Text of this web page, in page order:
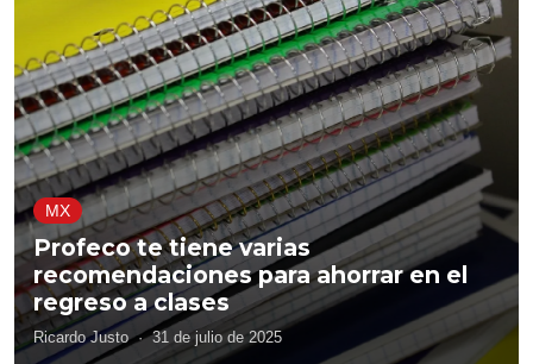
MX
Profeco te tiene varias
recomendaciones para ahorrar en el
regreso a clases
Ricardo Justo· 31 de julio de 2025